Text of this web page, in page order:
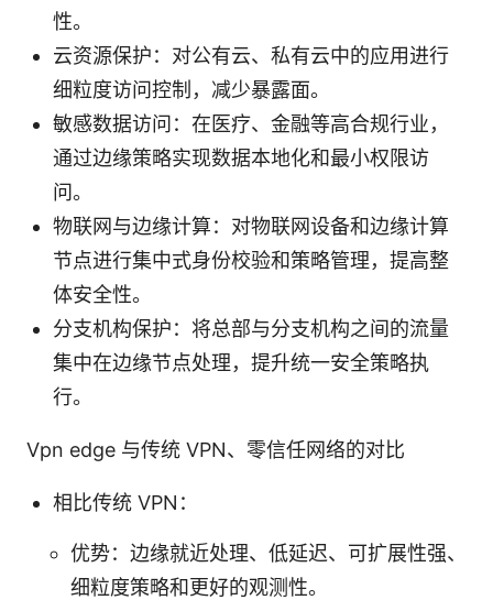
性。
云资源保护：对公有云、私有云中的应用进行
细粒度访问控制，减少暴露面。
敏感数据访问：在医疗、金融等高合规行业，
通过边缘策略实现数据本地化和最小权限访
问。
物联网与边缘计算：对物联网设备和边缘计算
节点进行集中式身份校验和策略管理，提高整
体安全性。
分支机构保护：将总部与分支机构之间的流量
集中在边缘节点处理，提升统一安全策略执
行。
Vpn edge 与传统 VPN、零信任网络的对比
相比传统 VPN：
优势：边缘就近处理、低延迟、可扩展性强、
细粒度策略和更好的观测性。